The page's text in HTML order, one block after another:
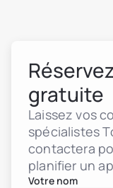
gratuite
Laissez vos
spécialistes
contactera
planifier un
Votre nom